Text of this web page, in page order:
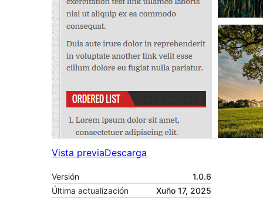
Vista previaDescarga
Versión
1.0.6
Última actualización
Xuño 17, 2025